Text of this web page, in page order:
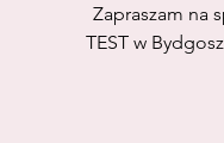
Zapraszam na
TEST w